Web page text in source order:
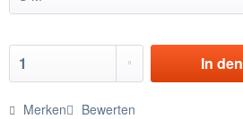
In den
Merken Bewerten